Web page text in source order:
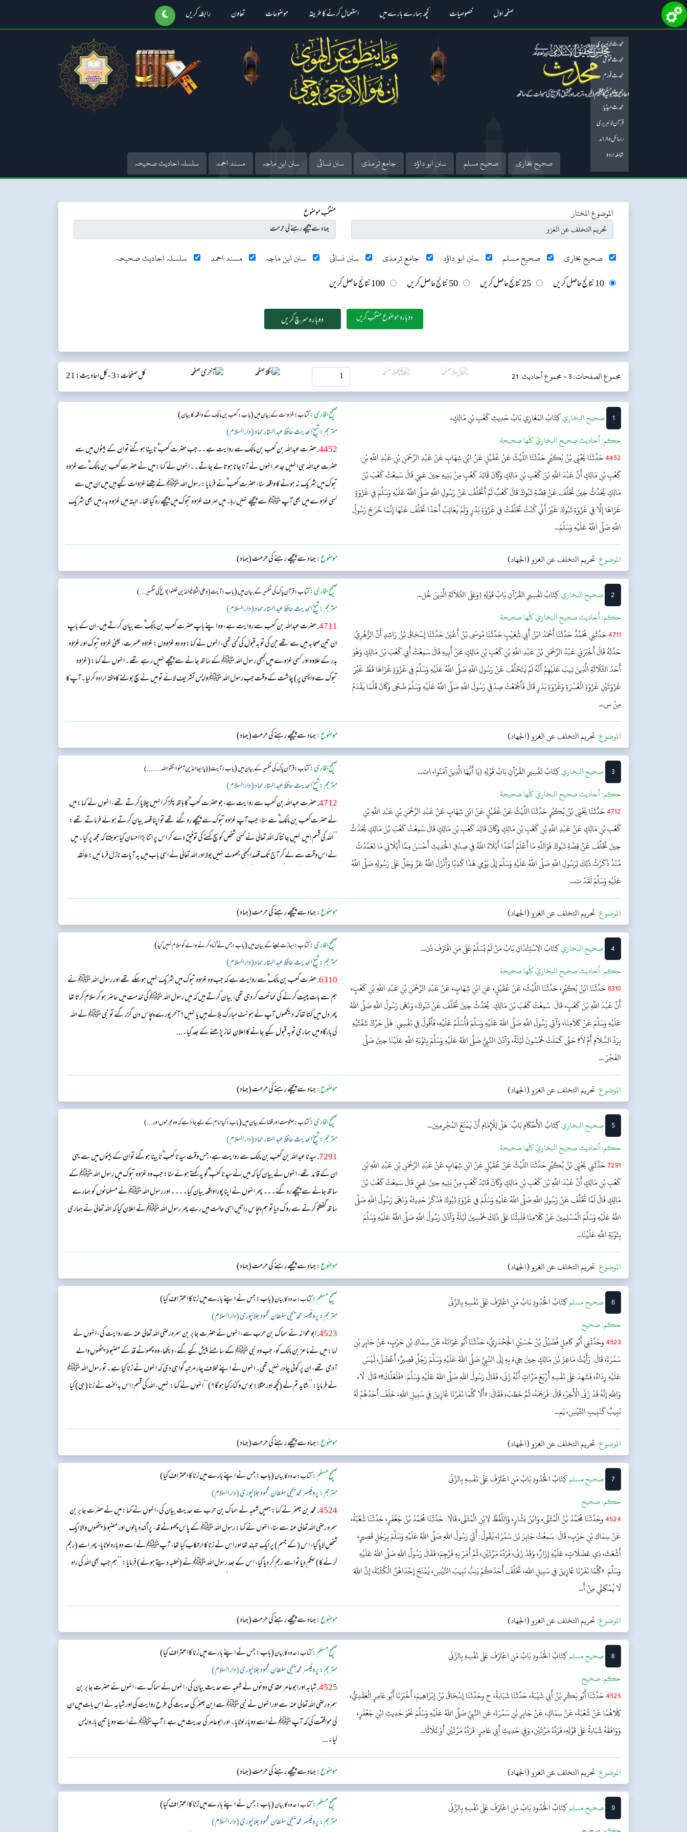
صفحہ اول خصوصیات کچھ ہمارے بارے میں استعمال کرنے کا طریقہ موضوعات تعاون رابطہ کریں
محدث لائبریری
محدث فتویٰ
محدث فورم
محدث میگزین
محدث میڈیا
قرآن لائبریری
رسائل و جرائد
شاملہ اردو
صحیح بخاری صحیح مسلم سنن ابو داؤد جامع ترمذی سنن نسائی سنن ابن ماجہ مسند احمد سلسلہ احادیث صحیحہ
الموضوع المختار منتخب موضوع
صحیح بخاری صحیح مسلم سنن ابو داؤد جامع ترمذی سنن نسائی سنن ابن ماجہ مسند احمد
سلسلہ احادیث صحیحہ
10 نتائج حاصل کریں
25 نتائج حاصل کریں 50 نتائج حاصل کریں 100 نتائج حاصل کریں
دوبارہ موضوع منتخب کریں
مجموع الصفحات: 3 - مجموع أحاديث: 21 کل صفحات: 3 - کل احادیث: 21
1 ‌‌صحيح البخاريكِتَابُ المَغَازِيبَابُ حَدِيثِ كَعْبِ بْنِ مَالِكٍ،
حکم:أحاديث صحيح البخاريّ كلّها صحيحة
4452حَدَّثَنَا يَحْيَى بْنُ بُكَيْرٍ حَدَّثَنَا اللَّيْثُ عَنْ عُقَيْلٍ عَنْ ابْنِ شِهَابٍ عَنْ عَبْدِ الرَّحْمَنِ بْنِ عَبْدِ اللَّهِ بْنِ
كَعْبِ بْنِ مَالِكٍ أَنَّ عَبْدَ اللَّهِ بْنَ كَعْبِ بْنِ مَالِكٍ وَكَانَ قَائِدَ كَعْبٍ مِنْ بَنِيهِ حِينَ عَمِيَ قَالَ سَمِعْتُ كَعْبَ بْنَ
مَالِكٍ يُحَدِّثُ حِينَ تَخَلَّفَ عَنْ قِصَّةِ تَبُوكَ قَالَ كَعْبٌ لَمْ أَتَخَلَّفْ عَنْ رَسُولِ اللَّهِ صَلَّى اللَّهُ عَلَيْهِ وَسَلَّمَ فِي غَزْوَةٍ
غَزَاهَا إِلَّا فِي غَزْوَةِ تَبُوكَ غَيْرَ أَنِّي كُنْتُ تَخَلَّفْتُ فِي غَزْوَةِ بَدْرٍ وَلَمْ يُعَاتِبْ أَحَدًا تَخَلَّفَ عَنْهَا إِنَّمَا خَرَجَ رَسُولُ
اللَّهِ صَلَّى اللَّهُ عَلَيْهِ وَسَلَّمَ...
صحیح بخاری:کتاب: غزوات کے بیان میں(باب: کعب بن مالک کے واقعہ کا بیا ن)
مترجم:شیخ الحدیث حافظ عبد الستار حماد (دار السلام)
4452. حضرت عبداللہ بن کعب بن مالک سے روایت ہے۔۔ جب حضرت کعب ؓ نابینا ہو گئے تو ان کے بیٹوں میں سے
حضرت عبداللہ ہی انہیں جدھر انہوں نے آنا جانا ہوتا لے جاتے۔۔ انہوں نے کہا: میں نے حضرت کعب بن مالک ؓ سے غزوہ
تبوک میں شریک نہ ہونے کا واقعہ سنا، حضرت کعب ؓ نے فرمایا: رسول اللہ ﷺ نے جتنے غزوات کیے ہیں میں ان میں سے
کسی غزوے میں بھی آپ ﷺ سے پیچھے نہیں رہا۔ میں صرف غزوہ تبوک میں پیچھے رہ گیا تھا۔ البتہ میں غزوہ بدر میں بھی شریک
الموضوع:تحريم التخلف عن الغزو (الجهاد) موضوع:جہاد سے پیچھے رہنے کی حرمت (جہاد)
2 ‌‌صحيح البخاريكِتَابُ تَفْسِيرِ القُرْآنِبَابُ قَوْلِهِ {وَعَلَى الثَّلاَثَةِ الَّذِينَ خُل...
حکم:أحاديث صحيح البخاريّ كلّها صحيحة
4711حَدَّثَنِي مُحَمَّدٌ حَدَّثَنَا أَحْمَدُ ابْنُ أَبِي شُعَيْبٍ حَدَّثَنَا مُوسَى بْنُ أَعْيَنَ حَدَّثَنَا إِسْحَاقُ بْنُ رَاشِدٍ أَنَّ الزُّهْرِيَّ
حَدَّثَهُ قَالَ أَخْبَرَنِي عَبْدُ الرَّحْمَنِ بْنُ عَبْدِ اللَّهِ بْنِ كَعْبِ بْنِ مَالِكٍ عَنْ أَبِيهِ قَالَ سَمِعْتُ أَبِي كَعْبَ بْنَ مَالِكٍ وَهُوَ
أَحَدُ الثَّلَاثَةِ الَّذِينَ تِيبَ عَلَيْهِمْ أَنَّهُ لَمْ يَتَخَلَّفْ عَنْ رَسُولِ اللَّهِ صَلَّى اللَّهُ عَلَيْهِ وَسَلَّمَ فِي غَزْوَةٍ غَزَاهَا قَطُّ غَيْرَ
غَزْوَتَيْنِ غَزْوَةِ الْعُسْرَةِ وَغَزْوَةِ بَدْرٍ قَالَ فَأَجْمَعْتُ صِدْقِي رَسُولَ اللَّهِ صَلَّى اللَّهُ عَلَيْهِ وَسَلَّمَ ضُحًى وَكَانَ قَلَّمَا يَقْدَمُ
مِنْ س...
صحیح بخاری:کتاب: قرآن پاک کی تفسیر کے بیان میں(باب: آیت (وعلی الثلاثٔةالذين خلفوا)الخ كي تفسير...)
مترجم:شیخ الحدیث حافظ عبد الستار حماد (دار السلام)
4711. حضرت عبداللہ بن کعب سے روایت ہے، وہ اپنے باپ حضرت کعب بن مالک ؓ سے بیان کرتے ہیں، ان کے باپ
ان تین صحابہ میں سے تھے جن کی توبہ قبول کی گئی تھی، انہوں نے کہا: وہ دو غزووں: غزوہ عسرت، یعنی غزوہ تبوک اور غزوہ
بدر کے علاوہ اور کسی غزوے میں کبھی رسول اللہ ﷺ کے ساتھ جانے سے پیچھے نہیں رہے تھے۔ انہوں نے کہا: (غزوہ
تبوک سے واپسی پر) چاشت کے وقت جب رسول اللہ ﷺ واپس تشریف لائے تو میں نے سچ بولنے کا پختہ ارادہ کر لیا۔ آپ کا
الموضوع:تحريم التخلف عن الغزو (الجهاد) موضوع:جہاد سے پیچھے رہنے کی حرمت (جہاد)
3 ‌‌صحيح البخاريكِتَابُ تَفْسِيرِ القُرْآنِبَابُ قَوْلِهِ {يَا أَيُّهَا الَّذِينَ آمَنُوا، ات...
حکم:أحاديث صحيح البخاريّ كلّها صحيحة
4712حَدَّثَنَا يَحْيَى بْنُ بُكَيْرٍ حَدَّثَنَا اللَّيْثُ عَنْ عُقَيْلٍ عَنْ ابْنِ شِهَابٍ عَنْ عَبْدِ الرَّحْمَنِ بْنِ عَبْدِ اللَّهِ بْنِ
كَعْبِ بْنِ مَالِكٍ عَنْ عَبْدِ اللَّهِ بْنِ كَعْبِ بْنِ مَالِكٍ وَكَانَ قَائِدَ كَعْبِ بْنِ مَالِكٍ قَالَ سَمِعْتُ كَعْبَ بْنَ مَالِكٍ يُحَدِّثُ
حِينَ تَخَلَّفَ عَنْ قِصَّةِ تَبُوكَ فَوَاللَّهِ مَا أَعْلَمُ أَحَدًا أَبْلَاهُ اللَّهُ فِي صِدْقِ الْحَدِيثِ أَحْسَنَ مِمَّا أَبْلَانِي مَا تَعَمَّدْتُ
مُنْذُ ذَكَرْتُ ذَلِكَ لِرَسُولِ اللَّهِ صَلَّى اللَّهُ عَلَيْهِ وَسَلَّمَ إِلَى يَوْمِي هَذَا كَذِبًا وَأَنْزَلَ اللَّهُ عَزَّ وَجَلَّ عَلَى رَسُولِهِ صَلَّى اللَّهُ
عَلَيْهِ وَسَلَّمَ لَقَدْ ت...
صحیح بخاری:کتاب: قرآن پاک کی تفسیر کے بیان میں(باب: آیت (( یا ایھا الذین آمنوا اتقوا اللہ.... ...)
مترجم:شیخ الحدیث حافظ عبد الستار حماد (دار السلام)
4712. حضرت عبداللہ بن کعب سے روایت ہے، جو حضرت کعب ؓ کا ہاتھ پکڑ کر انہیں چلایا کرتے تھے، انہوں نے کہا: میں
نے حضرت کعب بن مالک ؓ سے سنا، جب آپ غزوہ تبوک سے پیچھے رہ گئے تھے تو اپنا قصہ بیان کرتے ہوئے فرماتے تھے:
’’اللہ کی قسم! میں نہیں جانتا کہ اللہ تعالٰی نے کسی شخص کو سچ کہنے کی توفیق دے کر اس پر اتنا بڑا احسان کیا ہو جتنا کہ مجھ پر کیا۔ میں
نے اس وقت سے لے کر آج تک قصدا کبھی جھوٹ نہیں بولا اور اللہ تعالٰی نے اسی باب میں یہ آیات نازل فرمائیں: ﴿لَّقَد
الموضوع:تحريم التخلف عن الغزو (الجهاد) موضوع:جہاد سے پیچھے رہنے کی حرمت (جہاد)
4 ‌‌صحيح البخاريكِتَابُ الِاسْتِئْذَانِبَابُ مَنْ لَمْ يُسَلِّمْ عَلَى مَنِ اقْتَرَفَ ذَن...
حکم:أحاديث صحيح البخاريّ كلّها صحيحة
6310حَدَّثَنَا ابْنُ بُكَيْرٍ، حَدَّثَنَا اللَّيْثُ، عَنْ عُقَيْلٍ، عَنِ ابْنِ شِهَابٍ، عَنْ عَبْدِ الرَّحْمَنِ بْنِ عَبْدِ اللَّهِ بْنِ كَعْبٍ،
أَنَّ عَبْدَ اللَّهِ بْنَ كَعْبٍ، قَالَ: سَمِعْتُ كَعْبَ بْنَ مَالِكٍ: يُحَدِّثُ حِينَ تَخَلَّفَ عَنْ تَبُوكَ، وَنَهَى رَسُولُ اللَّهِ صَلَّى اللهُ
عَلَيْهِ وَسَلَّمَ عَنْ كَلاَمِنَا، وَآتِي رَسُولَ اللَّهِ صَلَّى اللهُ عَلَيْهِ وَسَلَّمَ فَأُسَلِّمُ عَلَيْهِ، فَأَقُولُ فِي نَفْسِي: هَلْ حَرَّكَ شَفَتَيْهِ
بِرَدِّ السَّلاَمِ أَمْ لاَ؟ حَتَّى كَمَلَتْ خَمْسُونَ لَيْلَةً، وَآذَنَ النَّبِيُّ صَلَّى اللهُ عَلَيْهِ وَسَلَّمَ بِتَوْبَةِ اللَّهِ عَلَيْنَا حِينَ صَلَّى
الفَجْرَ ...
صحیح بخاری:کتاب: اجازت لینے کے بیان میں(باب: جس نےگناہ کرنے والے کو سلام نہیں کیا)
مترجم:شیخ الحدیث حافظ عبد الستار حماد (دار السلام)
6310. حضرت کعب بن مالک ؓ سے روایت ہے کہ جب وہ غزوہ تبوک میں شریک نہیں ہوسکے تھے اور رسول اللہ ﷺ نے
ہم سے بات چیت کرنے کی ممانعت کر دی تھی، بیان کرتے ہیں کہ میں رسول اللہ ﷺ کی خدمت میں حاضر ہو کر سلام کرتا تھا
پھر دل میں کہتا تھا کہ دیکھوں آپ نے ہونٹ مبارک بلائے ہیں یا نہیں؟ آخر پورے پچاس دن گزر گئے تو نبی ﷺ نے اللہ
کی بارگاہ میں ہماری توبہ قبول کیے جانے کا اعلان نماز پڑھنے کے بعد کیا۔...
الموضوع:تحريم التخلف عن الغزو (الجهاد) موضوع:جہاد سے پیچھے رہنے کی حرمت (جہاد)
5 ‌‌صحيح البخاريكِتَابُ الأَحْكَامِبَابٌ: هَلْ لِلْإِمَامِ أَنْ يَمْنَعَ المُجْرِمِين...
حکم:أحاديث صحيح البخاريّ كلّها صحيحة
7291حَدَّثَنِي يَحْيَى بْنُ بُكَيْرٍ حَدَّثَنَا اللَّيْثُ عَنْ عُقَيْلٍ عَنْ ابْنِ شِهَابٍ عَنْ عَبْدِ الرَّحْمَنِ بْنِ عَبْدِ اللَّهِ بْنِ
كَعْبِ بْنِ مَالِكٍ أَنَّ عَبْدَ اللَّهِ بْنَ كَعْبِ بْنِ مَالِكٍ وَكَانَ قَائِدَ كَعْبٍ مِنْ بَنِيهِ حِينَ عَمِيَ قَالَ سَمِعْتُ كَعْبَ بْنَ
مَالِكٍ قَالَ لَمَّا تَخَلَّفَ عَنْ رَسُولِ اللَّهِ صَلَّى اللَّهُ عَلَيْهِ وَسَلَّمَ فِي غَزْوَةِ تَبُوكَ فَذَكَرَ حَدِيثَهُ وَنَهَى رَسُولُ اللَّهِ صَلَّى
اللَّهُ عَلَيْهِ وَسَلَّمَ الْمُسْلِمِينَ عَنْ كَلَامِنَا فَلَبِثْنَا عَلَى ذَلِكَ خَمْسِينَ لَيْلَةً وَآذَنَ رَسُولُ اللَّهِ صَلَّى اللَّهُ عَلَيْهِ وَسَلَّمَ
بِتَوْبَةِ اللَّهِ عَلَيْنَا...
صحیح بخاری:کتاب: حکومت اور قضا کے بیان میں(باب : کیا امام کے لیے جائز ہے کہ وہ مجرموں اور ...)
مترجم:شیخ الحدیث حافظ عبد الستار حماد (دار السلام)
7291 . سیدنا عبداللہ بن کعب بن مالک سے روایت ہے، جس وقت سیدنا کعب ؓ نابینا ہوگئے تو ان کے بیٹوں میں سے یہی
ان کے قائد تھے، انہوں نے بیان کیا کہ میں نے سیدنا کعب ؓ کو یہ کہتے ہوئے سنا: جب وہ غزوہ تبوک میں رسول اللہ ﷺ کے
ساتھ جانے سے پیچھے رہ گئے۔۔۔ پھر انہوں نے اپنا پورا واقعہ بیان کیا۔۔۔۔ اور رسول اللہ ﷺ نے مسلمانوں کو ہمارے
ساتھ گفتگو کرنے سے روک دیا تو ہم پچاس راتیں اسی حالت میں رہے پھر رسول اللہ ﷺ نے اعلان کیا کہ اللہ تعالیٰ نے ہماری
الموضوع:تحريم التخلف عن الغزو (الجهاد) موضوع:جہاد سے پیچھے رہنے کی حرمت (جہاد)
6 ‌صحيح مسلمكِتَابُ الْحُدُودِبَابُ مَنِ اعْتَرَفَ عَلَى نَفْسِهِ بِالزِّنَى
حکم:صحیح
4523وحَدَّثَنِي أَبُو كَامِلٍ فُضَيْلُ بْنُ حُسَيْنٍ الْجَحْدَرِيُّ، حَدَّثَنَا أَبُو عَوَانَةَ، عَنْ سِمَاكِ بْنِ حَرْبٍ، عَنْ جَابِرِ بْنِ
سَمُرَةَ، قَالَ: رَأَيْتُ مَاعِزَ بْنَ مَالِكٍ حِينَ جِيءَ بِهِ إِلَى النَّبِيِّ صَلَّى اللهُ عَلَيْهِ وَسَلَّمَ رَجُلٌ قَصِيرٌ، أَعْضَلُ، لَيْسَ
عَلَيْهِ رِدَاءٌ، فَشَهِدَ عَلَى نَفْسِهِ أَرْبَعَ مَرَّاتٍ أَنَّهُ زَنَى، فَقَالَ رَسُولُ اللهِ صَلَّى اللهُ عَلَيْهِ وَسَلَّمَ: «فَلَعَلَّكَ؟» قَالَ: لَا،
وَاللهِ إِنَّهُ قَدْ زَنَى الْأَخِرُ، قَالَ: فَرَجَمَهُ، ثُمَّ خَطَبَ، فَقَالَ: «أَلَا كُلَّمَا نَفَرْنَا غَازِينَ فِي سَبِيلِ اللهِ، خَلَفَ أَحَدُهُمْ لَهُ
نَبِيبٌ كَنَبِيبِ التَّيْسِ، يَم...
صحیح مسلم:کتاب: حدود کا بیان(باب: جس نے اپنے بارے میں زنا کا اعتراف کیا)
مترجم:پروفیسر محمد یحییٰ سلطان محمود جلالپوری (دار السلام)
4523. ابو عوانہ نے سماک بن حرب سے، انہوں نے حضرت جابر بن سمرہ رضی اللہ تعالی عنہ سے روایت کی، انہوں نے
کہا: میں نے ماعز بن مالک کو، جب وہ نبی ﷺ کے سامنے پیش کیے گئے، دیکھا، وہ چھوٹے قد کے مضبوط پٹھوں والے
آدمی تھے، ان پر کوئی چادر نہیں تھی۔ انہوں نے اپنے خلاف چار مرتبہ گواہی دی کہ انہوں نے زنا کیا ہے۔ تو رسول اللہ ﷺ
نے فرمایا: ’’شاید تم نے (کچھ اور مثلا: بوس و کنار کیا ہو گا؟)‘‘ انہوں نے کہا: نہیں، اللہ کی قسم! اِس بدبخت نے زنا (ہی) کیا
الموضوع:تحريم التخلف عن الغزو (الجهاد) موضوع:جہاد سے پیچھے رہنے کی حرمت (جہاد)
7 ‌صحيح مسلمكِتَابُ الْحُدُودِبَابُ مَنِ اعْتَرَفَ عَلَى نَفْسِهِ بِالزِّنَى
حکم:صحیح
4524وحَدَّثَنَا مُحَمَّدُ بْنُ الْمُثَنَّى، وَابْنُ بَشَّارٍ، وَاللَّفْظُ لِابْنِ الْمُثَنَّى، قَالَا: حَدَّثَنَا مُحَمَّدُ بْنُ جَعْفَرٍ، حَدَّثَنَا شُعْبَةُ،
عَنْ سِمَاكِ بْنِ حَرْبٍ، قَالَ: سَمِعْتُ جَابِرَ بْنَ سَمُرَةَ، يَقُولُ: أُتِيَ رَسُولُ اللهِ صَلَّى اللهُ عَلَيْهِ وَسَلَّمَ بِرَجُلٍ قَصِيرٍ،
أَشْعَثَ، ذِي عَضَلَاتٍ، عَلَيْهِ إِزَارٌ، وَقَدْ زَنَى، فَرَدَّهُ مَرَّتَيْنِ، ثُمَّ أَمَرَ بِهِ فَرُجِمَ، فَقَالَ رَسُولُ اللهِ صَلَّى اللهُ عَلَيْهِ
وَسَلَّمَ: «كُلَّمَا نَفَرْنَا غَازِينَ فِي سَبِيلِ اللهِ، تَخَلَّفَ أَحَدُكُمْ يَنِبُّ نَبِيبَ التَّيْسِ، يَمْنَحُ إِحْدَاهُنَّ الْكُثْبَةَ، إِنَّ اللهَ
لَا يُمْكِنِّي مِنْ أَ...
صحیح مسلم:کتاب: حدود کا بیان(باب: جس نے اپنے بارے میں زنا کا اعتراف کیا)
مترجم:پروفیسر محمد یحییٰ سلطان محمود جلالپوری (دار السلام)
4524 . محمد بن جعفر نے کہا: ہمیں شعبہ نے سماک بن حرب سے حدیث بیان کی، انہوں نے کہا: میں نے حضرت جابر بن
سمرہ رضی اللہ تعالی عنہ سے سنا، انہوں نے کہا: رسول اللہ ﷺ کے پاس چھوٹے قد، پراگندہ بالوں اور مضبوط پٹھوں والا ایک
شخص لایا گیا، اس (کے جسم) پر ایک تہبند تھا اور اس نے زنا کا ارتکاب کیا تھا، آپﷺ نے اسے دوبارہ لوٹایا، پھر اسے (رجم
کرنے کا) حکم دیا تو اسے رجم کر دیا گیا، اس کے بعد رسول اللہ ﷺ نے (خطبہ دیتے ہوئے) فرمایا: ’’ہم جب بھی اللہ کی راہ
الموضوع:تحريم التخلف عن الغزو (الجهاد) موضوع:جہاد سے پیچھے رہنے کی حرمت (جہاد)
8 ‌صحيح مسلمكِتَابُ الْحُدُودِبَابُ مَنِ اعْتَرَفَ عَلَى نَفْسِهِ بِالزِّنَى
حکم:صحیح
4525حَدَّثَنَا أَبُو بَكْرِ بْنُ أَبِي شَيْبَةَ، حَدَّثَنَا شَبَابةُ، ح وحَدَّثَنَا إِسْحَاقُ بْنُ إِبْرَاهِيمَ، أَخْبَرَنَا أَبُو عَامِرٍ الْعَقَدِيُّ،
كِلَاهُمَا عَنْ شُعْبَةَ، عَنْ سِمَاكٍ، عَنْ جَابِرِ بْنِ سَمُرَةَ، عَنِ النَّبِيِّ صَلَّى اللهُ عَلَيْهِ وَسَلَّمَ نَحْوَ حَدِيثِ ابْنِ جَعْفَرٍ،
وَوَافَقَهُ شَبَابةُ عَلَى قَوْلِهِ، فَرَدَّهُ مَرَّتَيْنِ، وَفِي حَدِيثِ أَبِي عَامِرٍ: فَرَدَّهُ مَرَّتَيْنِ أَوْ ثَلَاثًا...
صحیح مسلم:کتاب: حدود کا بیان(باب: جس نے اپنے بارے میں زنا کا اعتراف کیا)
مترجم:پروفیسر محمد یحییٰ سلطان محمود جلالپوری (دار السلام)
4525. شبابہ اور ابوعامر عقدی دونوں نے شعبہ سے حدیث بیان کی، انہوں نے سماک سے، انہوں نے حضرت جابر بن
سمرہ رضی اللہ تعالی عنہ سے اور انہوں نے نبی ﷺ سے ابن جعفر کی حدیث کی طرح روایت کی اور شبابہ نے اس بات میں ان
کی موافقت کی کہ آپ ﷺ نے اسے دوبار لوٹایا۔ اور ابوعامر کی حدیث میں ہے: آپﷺ نے اسے دو یا تین بار واپس
کیا۔...
الموضوع:تحريم التخلف عن الغزو (الجهاد) موضوع:جہاد سے پیچھے رہنے کی حرمت (جہاد)
9 ‌صحيح مسلمكِتَابُ الْحُدُودِبَابُ مَنِ اعْتَرَفَ عَلَى نَفْسِهِ بِالزِّنَى
صحیح مسلم:کتاب: حدود کا بیان(باب: جس نے اپنے بارے میں زنا کا اعتراف کیا)
مترجم:پروفیسر محمد یحییٰ سلطان محمود جلالپوری (دار السلام)